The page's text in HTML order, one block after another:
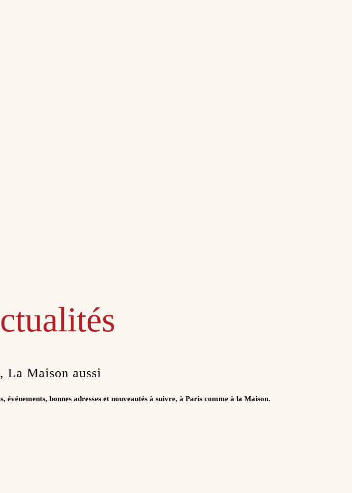
La Maison aussi
bonnes adresses et nouveautés à suivre, à Paris comme à la Maison.